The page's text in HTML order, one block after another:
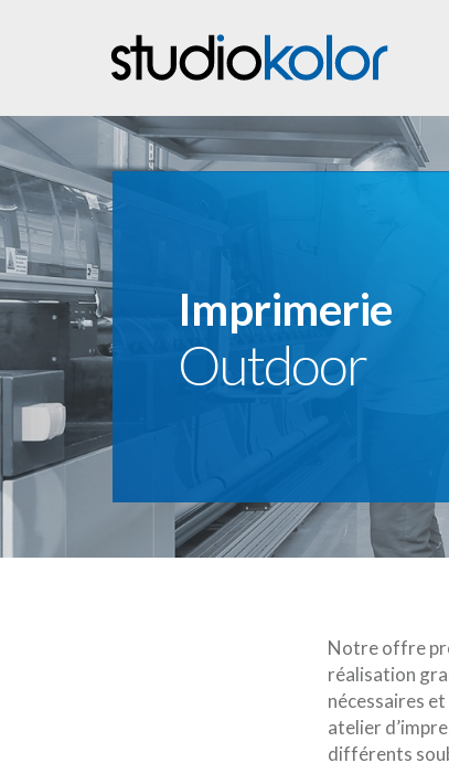
Imprimerie
Outdoor
Notre offre
réalisation
nécessaires
atelier
différents